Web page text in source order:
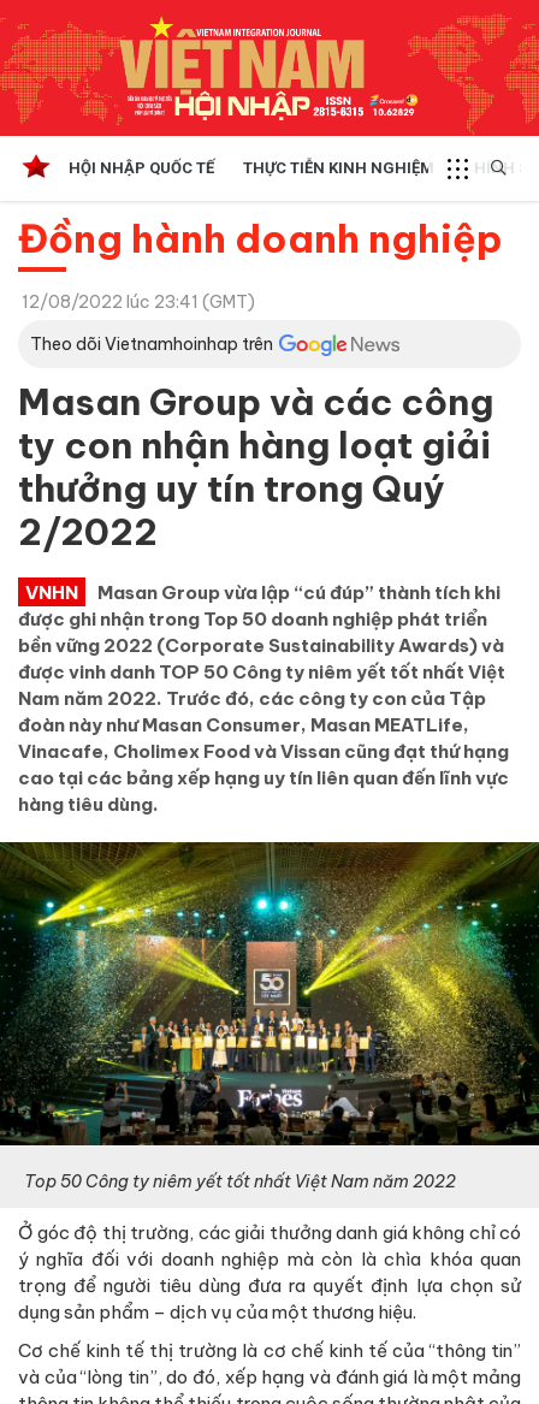
HỘI NHẬP QUỐC TẾ THỰC TIỄN KINH NGHIỆM CHÍNH
Đồng hành doanh nghiệp
12/08/2022 lúc 23:41 (GMT)
Theo dõi Vietnamhoinhap trên
Masan Group và các công
ty con nhận hàng loạt giải
thưởng uy tín trong Quý
2/2022
VNHN
Masan Group vừa lập “cú đúp” thành tích khi
được ghi nhận trong Top 50 doanh nghiệp phát triển
bền vững 2022 (Corporate Sustainability Awards) và
được vinh danh TOP 50 Công ty niêm yết tốt nhất Việt
Nam năm 2022. Trước đó, các công ty con của Tập
đoàn này như Masan Consumer, Masan MEATLife,
Vinacafe, Cholimex Food và Vissan cũng đạt thứ hạng
cao tại các bảng xếp hạng uy tín liên quan đến lĩnh vực
hàng tiêu dùng.
Top 50 Công ty niêm yết tốt nhất Việt Nam năm 2022
Ở góc độ thị trường, các giải thưởng danh giá không chỉ có
ý nghĩa đối với doanh nghiệp mà còn là chìa khóa quan
trọng để người tiêu dùng đưa ra quyết định lựa chọn sử
dụng sản phẩm – dịch vụ của một thương hiệu.
Cơ chế kinh tế thị trường là cơ chế kinh tế của “thông tin”
và của “lòng tin”, do đó, xếp hạng và đánh giá là một mảng